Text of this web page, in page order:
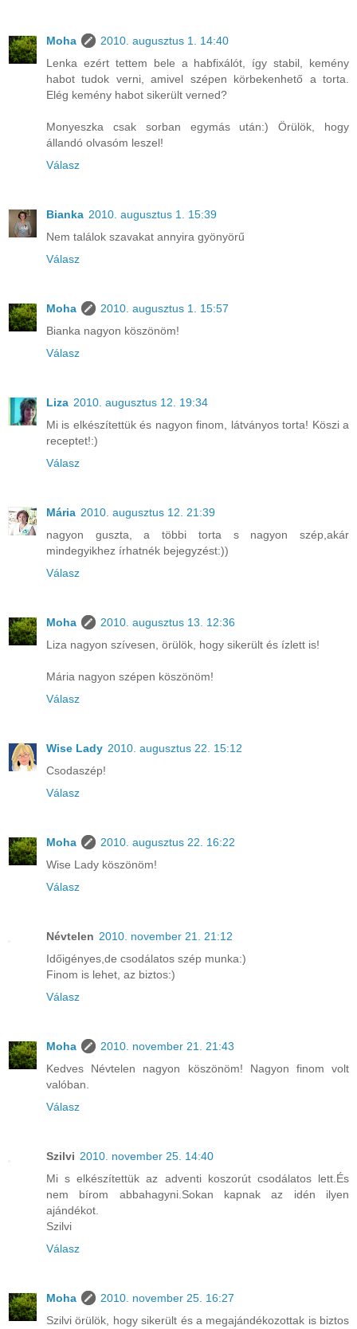
Moha
2010. augusztus 1. 14:40
Lenka ezért tettem bele a habfixálót, így stabil, kemény
habot tudok verni, amivel szépen körbekenhető a torta.
Elég kemény habot sikerült verned?
Monyeszka csak sorban egymás után:) Örülök, hogy
állandó olvasóm leszel!
Válasz
Bianka 2010. augusztus 1. 15:39
Nem találok szavakat annyira gyönyörű
Válasz
Moha
2010. augusztus 1. 15:57
Bianka nagyon köszönöm!
Válasz
Liza 2010. augusztus 12. 19:34
Mi is elkészítettük és nagyon finom, látványos torta! Köszi a
receptet!:)
Válasz
Mária 2010. augusztus 12. 21:39
nagyon guszta, a többi torta s nagyon szép,akár
mindegyikhez írhatnék bejegyzést:))
Válasz
Moha
2010. augusztus 13. 12:36
Liza nagyon szívesen, örülök, hogy sikerült és ízlett is!
Mária nagyon szépen köszönöm!
Válasz
Wise Lady 2010. augusztus 22. 15:12
Csodaszép!
Válasz
Moha
2010. augusztus 22. 16:22
Wise Lady köszönöm!
Válasz
Névtelen 2010. november 21. 21:12
Időigényes,de csodálatos szép munka:)
Finom is lehet, az biztos:)
Válasz
Moha
2010. november 21. 21:43
Kedves Névtelen nagyon köszönöm! Nagyon finom volt
valóban.
Válasz
Szilvi 2010. november 25. 14:40
Mi s elkészítettük az adventi koszorút csodálatos lett.És
nem bírom abbahagyni.Sokan kapnak az idén ilyen
ajándékot.
Szilvi
Válasz
Moha
2010. november 25. 16:27
Szilvi örülök, hogy sikerült és a megajándékozottak is biztos